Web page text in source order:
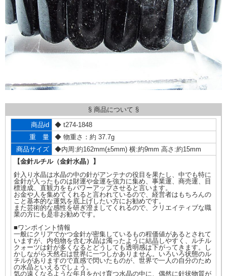
§ 商品について §
商品id
◆ t274-1848
重 量
◆ 物重さ：約 37.7g
商品サイズ
◆内周:約162mm(±5mm) 横:約9mm 高さ:約15mm
【金針ルチル（金針水晶）】
針入り水晶は水晶の中の針がアンテナの役目を果たし、中でも特に
金針が入ったものは財運や金運を強力に集め、事業運、商売運、目
標達成、直観力をもパワーアップさせると言います。
お金や人を集めてくれると言われているので、経営者はもちろんの
こと基本的な運気を底上げしたい方にお勧めです。
また芸術的な感性を研ぎ澄ましてくれるので、クリエイティブな職
業の方にも是非お勧めです。
■ワンポイント情報
一般にクリアでかつ金針が密集しているもの程価値があるとされて
いますが、内包物を含む水晶は濁ったように結晶しやすく、ルチル
クォーツは針が多くなるとどうしても透明感は下がってきます。し
かしながら天然石は世界に一つしかありません。いろいろ状態のル
チルがありますので直感で閃いたものが、世界で一人の自分のため
の水晶といえるでしょう。
気の遠くなるような年月をかけ育つ水晶の中に、偶然に針状物質が